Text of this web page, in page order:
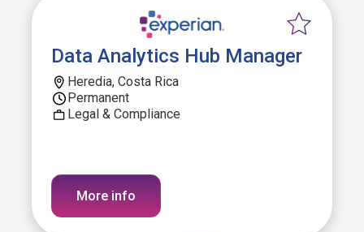
Data Analytics Hub Manager
Heredia, Costa Rica
Permanent
Legal & Compliance
More info